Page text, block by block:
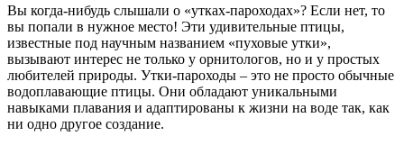
Вы когда-нибудь слышали о «утках-пароходах»? Если нет, то
вы попали в нужное место! Эти удивительные птицы,
известные под научным названием «пуховые утки»,
вызывают интерес не только у орнитологов, но и у простых
любителей природы. Утки-пароходы – это не просто обычные
водоплавающие птицы. Они обладают уникальными
навыками плавания и адаптированы к жизни на воде так, как
ни одно другое создание.